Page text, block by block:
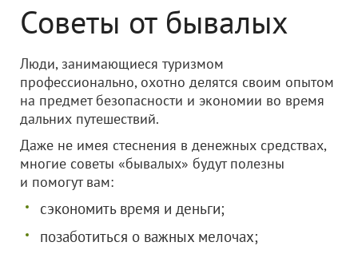
Советы от бывалых
Люди, занимающиеся туризмом
профессионально, охотно делятся своим опытом
на предмет безопасности и экономии во время
дальних путешествий.
Даже не имея стеснения в денежных средствах,
многие советы «бывалых» будут полезны
и помогут вам:
сэкономить время и деньги;
позаботиться о важных мелочах;